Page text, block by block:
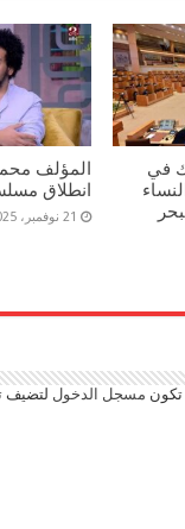
في
المؤلف
انطلاق
21 نوفمبر، 2025
مسجل الدخول لتضيف